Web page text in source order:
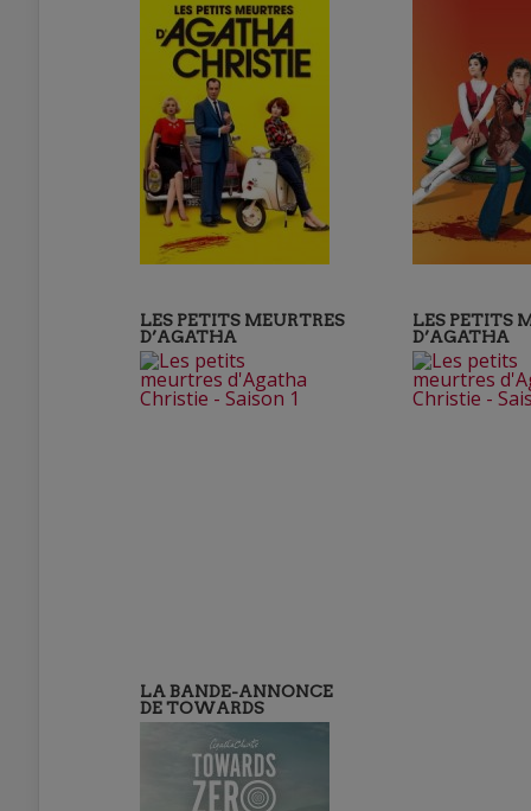
LES PETITS MEURTRES
D’AGATHA
LES PETITS
D’AGATHA
LA BANDE-ANNONCE
DE TOWARDS